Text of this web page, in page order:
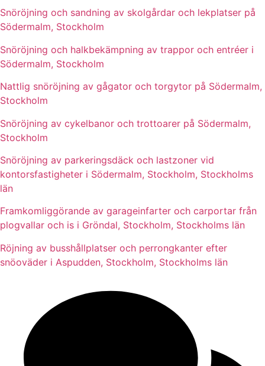
Snöröjning och sandning av skolgårdar och lekplatser på
Södermalm, Stockholm
Snöröjning och halkbekämpning av trappor och entréer i
Södermalm, Stockholm
Nattlig snöröjning av gågator och torgytor på Södermalm,
Stockholm
Snöröjning av cykelbanor och trottoarer på Södermalm,
Stockholm
Snöröjning av parkeringsdäck och lastzoner vid
kontorsfastigheter i Södermalm, Stockholm, Stockholms
län
Framkomliggörande av garageinfarter och carportar från
plogvallar och is i Gröndal, Stockholm, Stockholms län
Röjning av busshållplatser och perrongkanter efter
snöoväder i Aspudden, Stockholm, Stockholms län